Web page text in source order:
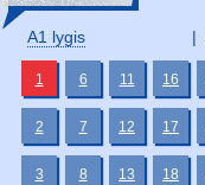
A1 lygis |
1
2
3
6
7
8
11
12
13
16
17
18